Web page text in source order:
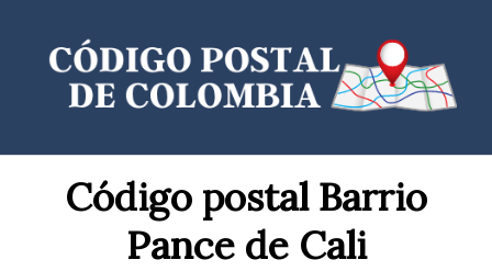
contenido
Código postal Barrio
Pance de Cali